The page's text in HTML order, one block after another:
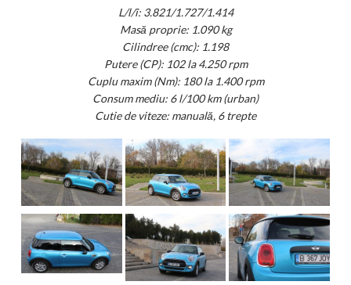
L/l/î: 3.821/1.727/1.414
Masă proprie: 1.090 kg
Cilindree (cmc): 1.198
Putere (CP): 102 la 4.250 rpm
Cuplu maxim (Nm): 180 la 1.400 rpm
Consum mediu: 6 l/100 km (urban)
Cutie de viteze: manuală, 6 trepte